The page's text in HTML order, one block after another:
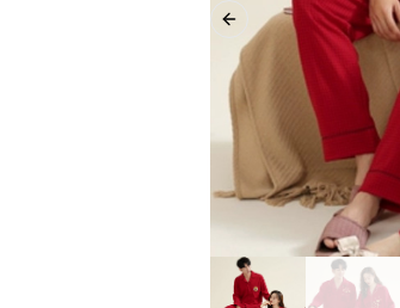
Previous slide